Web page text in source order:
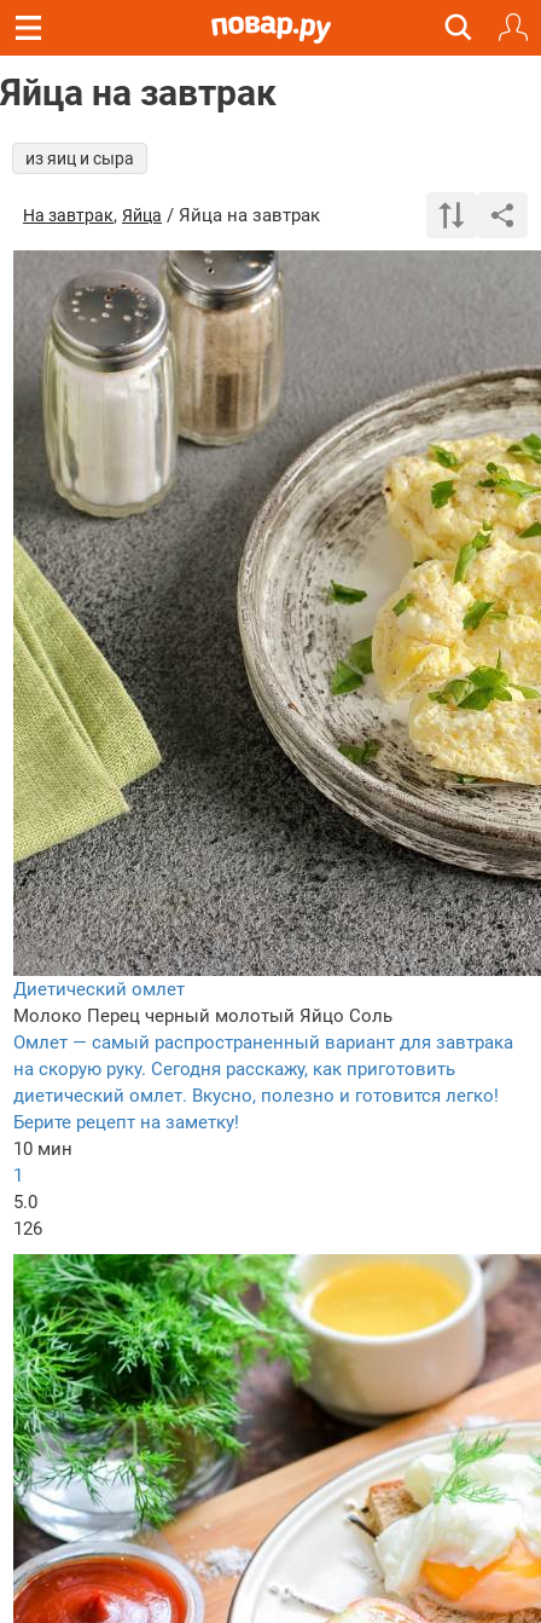
Яйца на завтрак
из яиц и сыра
На завтрак, Яйца / Яйца на завтрак
Диетический омлет
Молоко Перец черный молотый Яйцо Соль
Омлет — самый распространенный вариант для завтрака
на скорую руку. Сегодня расскажу, как приготовить
диетический омлет. Вкусно, полезно и готовится легко!
Берите рецепт на заметку!
10 мин
1
5.0
126